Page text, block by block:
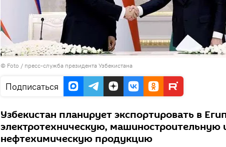
© Foto / пресс-служба президента Узбекистана
Подписаться
Узбекистан планирует экспортировать в
электротехническую, машиностроительную
нефтехимическую продукцию